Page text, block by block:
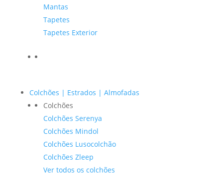
Mantas
Tapetes
Tapetes Exterior
Colchões | Estrados | Almofadas
Colchões
Colchões Serenya
Colchões Mindol
Colchões Lusocolchão
Colchões Zleep
Ver todos os colchões